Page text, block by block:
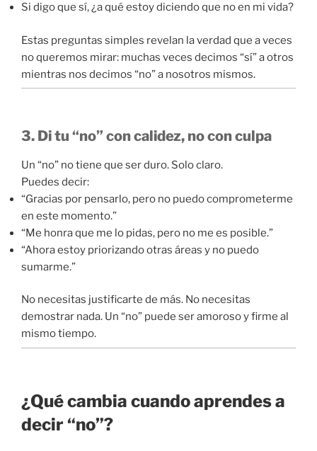
Si digo que sí, ¿a qué estoy diciendo que no en mi vida?
Estas preguntas simples revelan la verdad que a veces
no queremos mirar: muchas veces decimos “sí” a otros
mientras nos decimos “no” a nosotros mismos.
3. Di tu “no” con calidez, no con culpa
Un “no” no tiene que ser duro. Solo claro.
Puedes decir:
“Gracias por pensarlo, pero no puedo comprometerme
en este momento.”
“Me honra que me lo pidas, pero no me es posible.”
“Ahora estoy priorizando otras áreas y no puedo
sumarme.”
No necesitas justificarte de más. No necesitas
demostrar nada. Un “no” puede ser amoroso y firme al
mismo tiempo.
¿Qué cambia cuando aprendes a
decir “no”?